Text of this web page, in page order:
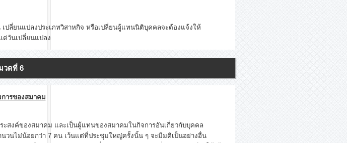
ลี่ยนแปลงประเภทวิสาหกิจ หรือเปลี่ยนผู้แทนนิติบุคคลจะต้องแจ้งให้
ต่วันเปลี่ยนแปลง
วดที่ 6
ารของสมาคม
ของสมาคม และเป็นผู้แทนของสมาคมในกิจการอันเกี่ยวกับบุคคล
นไม่น้อยกว่า 7 คน เว้นแต่ที่ประชุมใหญ่ครั้งนั้น ๆ จะมีมติเป็นอย่างอื่น